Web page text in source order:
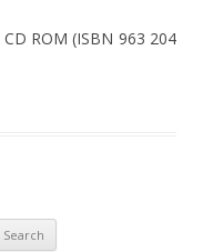
CD ROM (ISBN 963 204